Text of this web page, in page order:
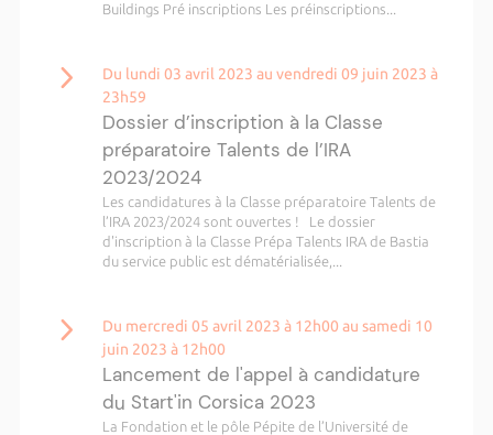
Buildings Pré inscriptions Les préinscriptions...
Du lundi 03 avril 2023 au vendredi 09 juin 2023 à
23h59
Dossier d’inscription à la Classe
préparatoire Talents de l’IRA
2023/2024
Les candidatures à la Classe préparatoire Talents de
l’IRA 2023/2024 sont ouvertes ! Le dossier
d'inscription à la Classe Prépa Talents IRA de Bastia
du service public est dématérialisée,...
Du mercredi 05 avril 2023 à 12h00 au samedi 10
juin 2023 à 12h00
Lancement de l'appel à candidature
du Start'in Corsica 2023
La Fondation et le pôle Pépite de l’Université de